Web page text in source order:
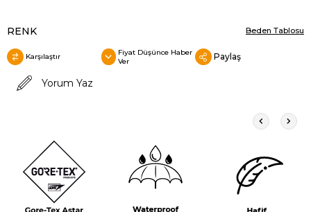
RENK Beden Tablosu
Karşılaştır
Fiyat Düşünce Haber
Ver
Paylaş
Yorum Yaz